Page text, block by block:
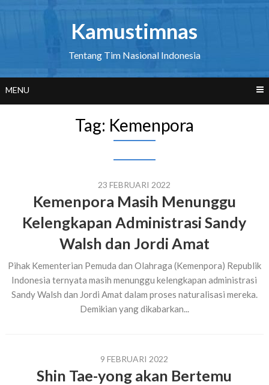
Kamustimnas
Tentang Tim Nasional Indonesia
MENU
Tag: Kemenpora
23 FEBRUARI 2022
Kemenpora Masih Menunggu
Kelengkapan Administrasi Sandy
Walsh dan Jordi Amat
Pihak Kementerian Pemuda dan Olahraga (Kemenpora) Republik
Indonesia ternyata masih menunggu kelengkapan administrasi
Sandy Walsh dan Jordi Amat dalam proses naturalisasi mereka.
Demikian yang dikabarkan...
9 FEBRUARI 2022
Shin Tae-yong akan Bertemu